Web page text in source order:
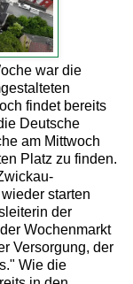
war die
findet bereits
Deutsche
am Mittwoch
Platz zu finden.
starten
der
Wochenmarkt
Versorgung, der
Wie die